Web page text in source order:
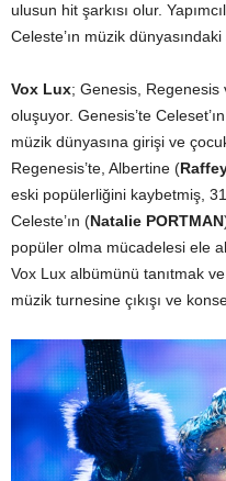
ulusun hit şarkısı olur.
Celeste’ın müzik
Vox Lux; Genesis, Regenesis
oluşuyor. Genesis’te
müzik dünyasına girişi ve
Regenesis’te, Albertine (
eski popülerliğini kaybetmiş, 31
Celeste’ın (Natalie PORTMAN
popüler olma mücadelesi ele
Vox Lux albümünü tanıtmak
müzik turnesine çıkışı ve